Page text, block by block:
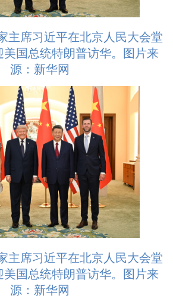
主席习近平在北京人民大会堂
国总统特朗普访华。图片来
源：新华网
主席习近平在北京人民大会堂
国总统特朗普访华。图片来
源：新华网